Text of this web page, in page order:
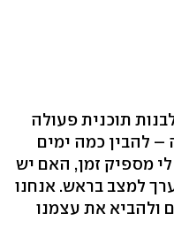
תוכנית פעולה
– להבין כמה ימים
מספיק זמן, האם יש
למצב בראש. אנחנו
ולהביא את עצמנו